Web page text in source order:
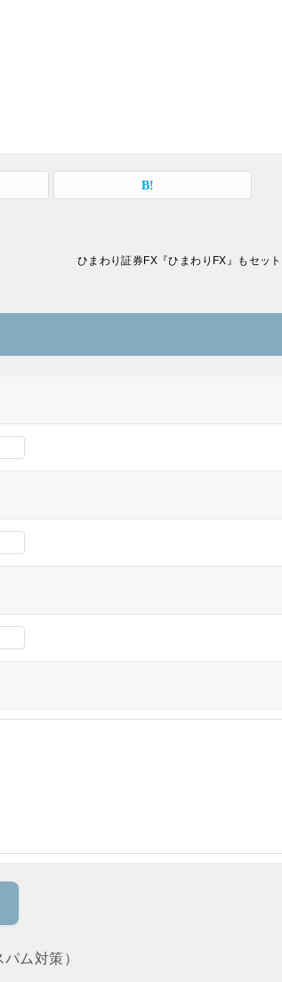
ひまわり証券FX『ひまわりFX』もセット
ム対策）